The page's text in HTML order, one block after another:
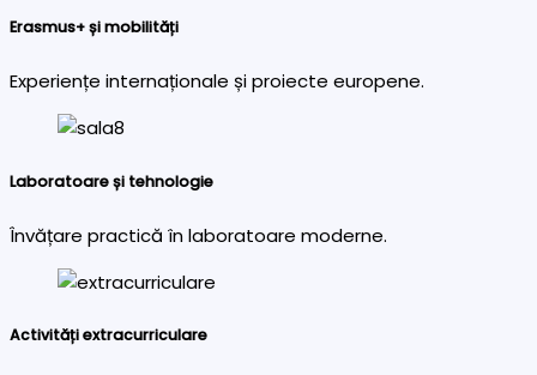
Erasmus+ și mobilități
Experiențe internaționale și proiecte europene.
Laboratoare și tehnologie
Învățare practică în laboratoare moderne.
Activități extracurriculare